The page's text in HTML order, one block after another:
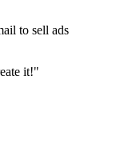
to sell ads
it!"